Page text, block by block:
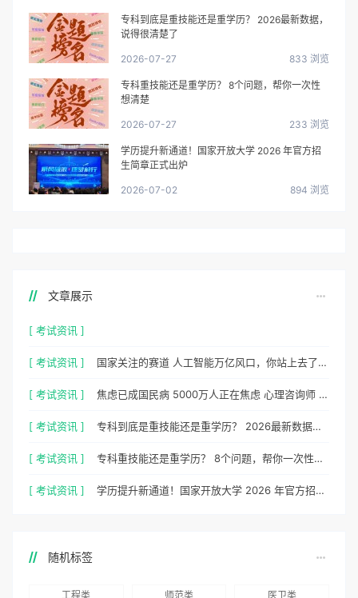
专科到底是重技能还是重学历？ 2026最新数据，
说得很清楚了
2026-07-27 833 浏览
专科重技能还是重学历？ 8个问题，帮你一次性
想清楚
2026-07-27 233 浏览
学历提升新通道！国家开放大学 2026 年官方招
生简章正式出炉
2026-07-02 894 浏览
文章展示
[ 考试资讯 ]
[ 考试资讯 ] 国家关注的赛道 人工智能万亿风口，你站上去了吗？
[ 考试资讯 ] 焦虑已成国民病 5000万人正在焦虑 心理咨询师 130万缺口等你填
[ 考试资讯 ] 专科到底是重技能还是重学历？ 2026最新数据，说得很清楚了
[ 考试资讯 ] 专科重技能还是重学历？ 8个问题，帮你一次性想清楚
[ 考试资讯 ] 学历提升新通道！国家开放大学 2026 年官方招生简章正式出炉
随机标签
工程类 师范类 医卫类